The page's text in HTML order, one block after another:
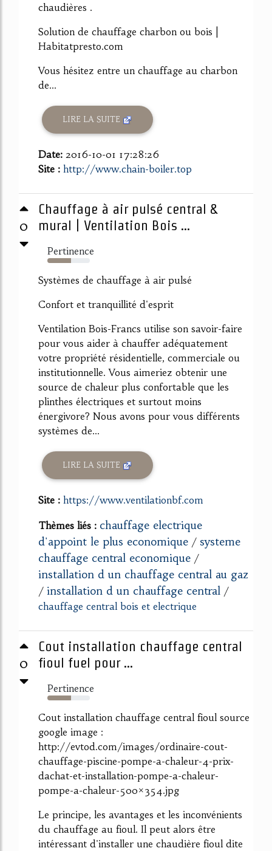
chaudières .
Solution de chauffage charbon ou bois |
Habitatpresto.com
Vous hésitez entre un chauffage au charbon
de...
LIRE LA SUITE
Date: 2016-10-01 17:28:26
Site : http://www.chain-boiler.top
0
Chauffage à air pulsé central &
mural | Ventilation Bois ...
Pertinence
56%
Systèmes de chauffage à air pulsé
Confort et tranquillité d'esprit
Ventilation Bois-Francs utilise son savoir-faire
pour vous aider à chauffer adéquatement
votre propriété résidentielle, commerciale ou
institutionnelle. Vous aimeriez obtenir une
source de chaleur plus confortable que les
plinthes électriques et surtout moins
énergivore? Nous avons pour vous différents
systèmes de...
LIRE LA SUITE
Site : https://www.ventilationbf.com
Thèmes liés : chauffage electrique
d'appoint le plus economique / systeme
chauffage central economique /
installation d un chauffage central au gaz
/ installation d un chauffage central /
chauffage central bois et electrique
0
Cout installation chauffage central
fioul fuel pour ...
Pertinence
56%
Cout installation chauffage central fioul source
google image :
http://evtod.com/images/ordinaire-cout-
chauffage-piscine-pompe-a-chaleur-4-prix-
dachat-et-installation-pompe-a-chaleur-
pompe-a-chaleur-500×354.jpg
Le principe, les avantages et les inconvénients
du chauffage au fioul. Il peut alors être
intéressant d'installer une chaudière fioul dite